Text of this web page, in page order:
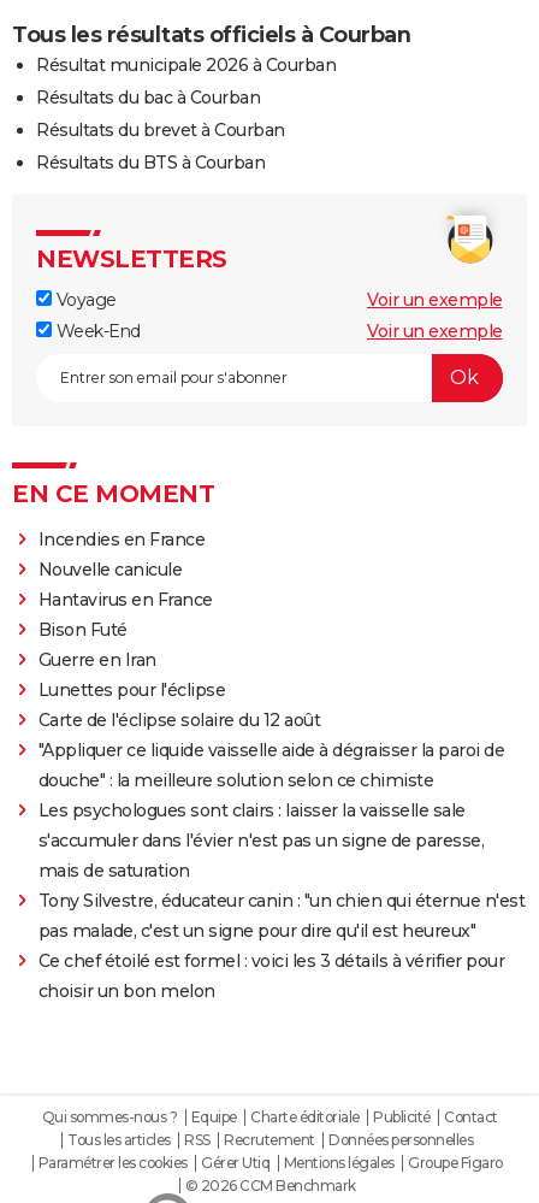
Tous les résultats officiels à Courban
Résultat municipale 2026 à Courban
Résultats du bac à Courban
Résultats du brevet à Courban
Résultats du BTS à Courban
NEWSLETTERS
Voyage
Voir un exemple
Week-End
Voir un exemple
EN CE MOMENT
Incendies en France
Nouvelle canicule
Hantavirus en France
Bison Futé
Guerre en Iran
Lunettes pour l'éclipse
Carte de l'éclipse solaire du 12 août
"Appliquer ce liquide vaisselle aide à dégraisser la paroi de
douche" : la meilleure solution selon ce chimiste
Les psychologues sont clairs : laisser la vaisselle sale
s'accumuler dans l'évier n'est pas un signe de paresse,
mais de saturation
Tony Silvestre, éducateur canin : "un chien qui éternue n'est
pas malade, c'est un signe pour dire qu'il est heureux"
Ce chef étoilé est formel : voici les 3 détails à vérifier pour
choisir un bon melon
Qui sommes-nous ? Equipe Charte éditoriale Publicité
Contact
Tous les articles
RSS Recrutement
Données personnelles
Paramétrer les cookies
Gérer Utiq Mentions légales
Groupe Figaro
© 2026 CCM Benchmark